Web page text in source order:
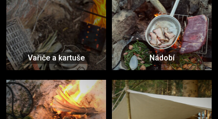
Vařiče a kartuše Nádobí